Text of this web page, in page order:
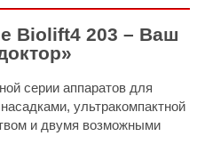
Biolift4 203 – Ваш
серии аппаратов для
ультракомпактной
и двумя возможными